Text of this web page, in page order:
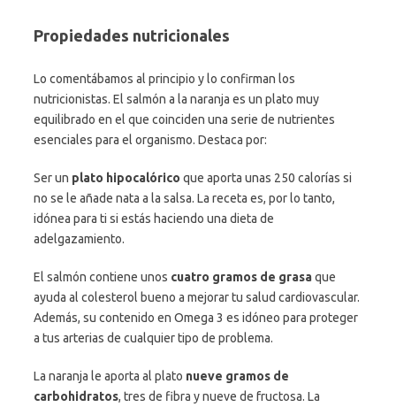
Propiedades nutricionales
Lo comentábamos al principio y lo confirman los
nutricionistas. El salmón a la naranja es un plato muy
equilibrado en el que coinciden una serie de nutrientes
esenciales para el organismo. Destaca por:
Ser un plato hipocalórico que aporta unas 250 calorías si
no se le añade nata a la salsa. La receta es, por lo tanto,
idónea para ti si estás haciendo una dieta de
adelgazamiento.
El salmón contiene unos cuatro gramos de grasaque
ayuda al colesterol bueno a mejorar tu salud cardiovascular.
Además, su contenido en Omega 3 es idóneo para proteger
a tus arterias de cualquier tipo de problema.
La naranja le aporta al plato nueve gramos de
carbohidratos, tres de fibra y nueve de fructosa. La